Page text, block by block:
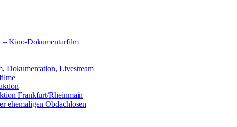
Kino-Dokumentarfilm
Dokumentation, Livestream
Frankfurt/Rheinmain
ehemaligen Obdachlosen